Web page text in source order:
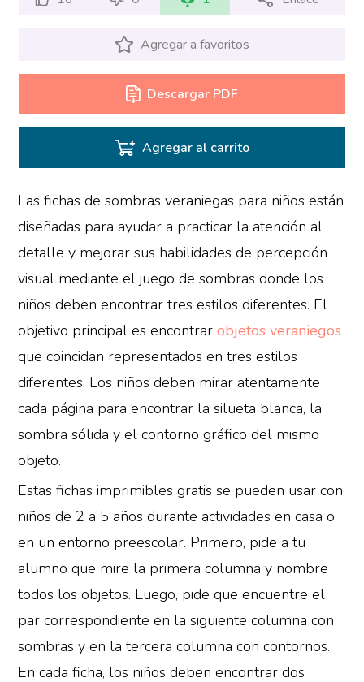
Agregar a favoritos
Descargar PDF
Agregar al carrito
Las fichas de sombras veraniegas para niños están
diseñadas para ayudar a practicar la atención al
detalle y mejorar sus habilidades de percepción
visual mediante el juego de sombras donde los
niños deben encontrar tres estilos diferentes. El
objetivo principal es encontrarobjetos veraniegos
que coincidan representados en tres estilos
diferentes. Los niños deben mirar atentamente
cada página para encontrar la silueta blanca, la
sombra sólida y el contorno gráfico del mismo
objeto.
Estas fichas imprimibles gratis se pueden usar con
niños de 2 a 5 años durante actividades en casa o
en un entorno preescolar. Primero, pide a tu
alumno que mire la primera columna y nombre
todos los objetos. Luego, pide que encuentre el
par correspondiente en la siguiente columna con
sombras y en la tercera columna con contornos.
En cada ficha, los niños deben encontrar dos